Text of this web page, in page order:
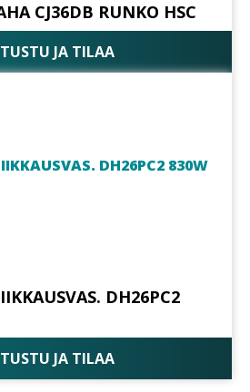
CJ36DB RUNKO HSC
JA TILAA
DH26PC2
JA TILAA